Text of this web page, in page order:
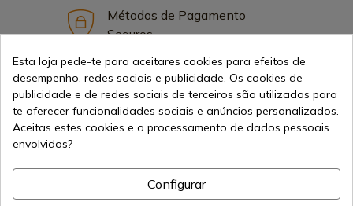
Métodos de Pagamento
Seguros
Frete Internacional
Informação
Esta loja pede-te para aceitares cookies para efeitos de
desempenho, redes sociais e publicidade. Os cookies de
publicidade e de redes sociais de terceiros são utilizados para
te oferecer funcionalidades sociais e anúncios personalizados.
Aceitas estes cookies e o processamento de dados pessoais
envolvidos?
Configurar